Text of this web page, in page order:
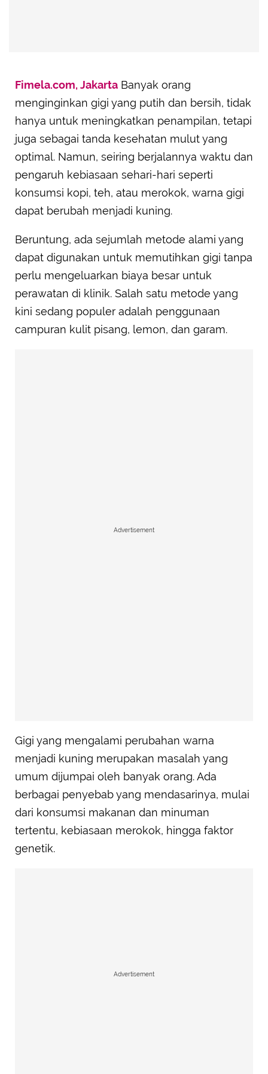
Fimela.com, Jakarta Banyak orang
menginginkan gigi yang putih dan bersih, tidak
hanya untuk meningkatkan penampilan, tetapi
juga sebagai tanda kesehatan mulut yang
optimal. Namun, seiring berjalannya waktu dan
pengaruh kebiasaan sehari-hari seperti
konsumsi kopi, teh, atau merokok, warna gigi
dapat berubah menjadi kuning.
Beruntung, ada sejumlah metode alami yang
dapat digunakan untuk memutihkan gigi tanpa
perlu mengeluarkan biaya besar untuk
perawatan di klinik. Salah satu metode yang
kini sedang populer adalah penggunaan
campuran kulit pisang, lemon, dan garam.
Advertisement
Gigi yang mengalami perubahan warna
menjadi kuning merupakan masalah yang
umum dijumpai oleh banyak orang. Ada
berbagai penyebab yang mendasarinya, mulai
dari konsumsi makanan dan minuman
tertentu, kebiasaan merokok, hingga faktor
genetik.
Advertisement